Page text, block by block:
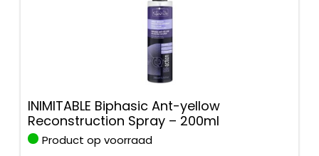
INIMITABLE Biphasic Ant-yellow
Reconstruction Spray – 200ml
Product op voorraad